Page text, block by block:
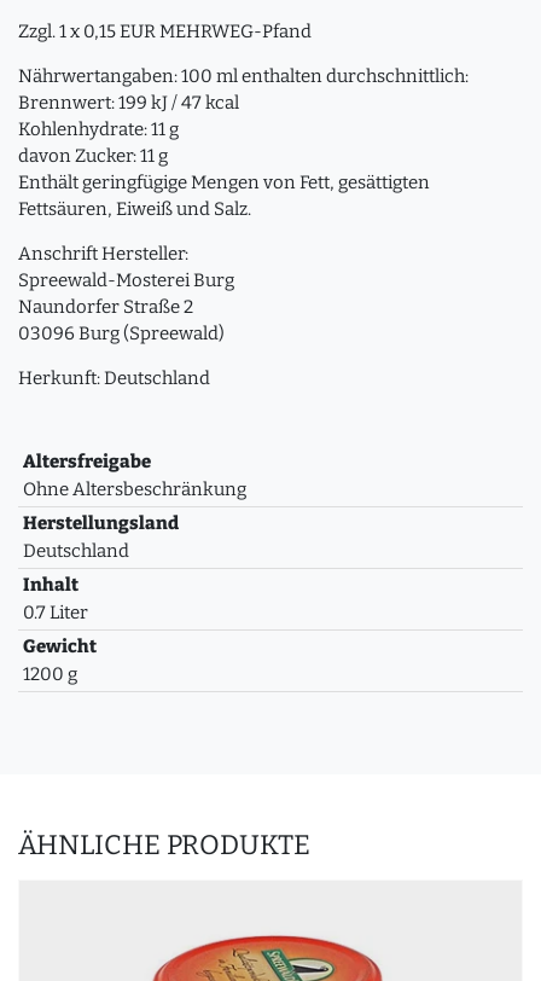
Zzgl. 1 x 0,15 EUR MEHRWEG-Pfand
Nährwertangaben: 100 ml enthalten durchschnittlich:
Brennwert: 199 kJ / 47 kcal
Kohlenhydrate: 11 g
davon Zucker: 11 g
Enthält geringfügige Mengen von Fett, gesättigten
Fettsäuren, Eiweiß und Salz.
Anschrift Hersteller:
Spreewald-Mosterei Burg
Naundorfer Straße 2
03096 Burg (Spreewald)
Herkunft: Deutschland
Altersfreigabe
Ohne Altersbeschränkung
Herstellungsland
Deutschland
Inhalt
0.7 Liter
Gewicht
1200 g
ÄHNLICHE PRODUKTE